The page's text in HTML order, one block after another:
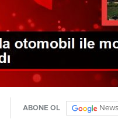
ABONE OL News